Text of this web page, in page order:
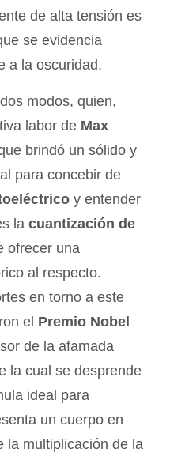
de alta tensión es
se evidencia
a la oscuridad.
modos, quien,
labor de Max
brindó un sólido y
para concebir de
y entender
la cuantización de
ofrecer una
al respecto.
en torno a este
el Premio Nobel
de la afamada
la cual se desprende
ideal para
un cuerpo en
la multiplicación de la